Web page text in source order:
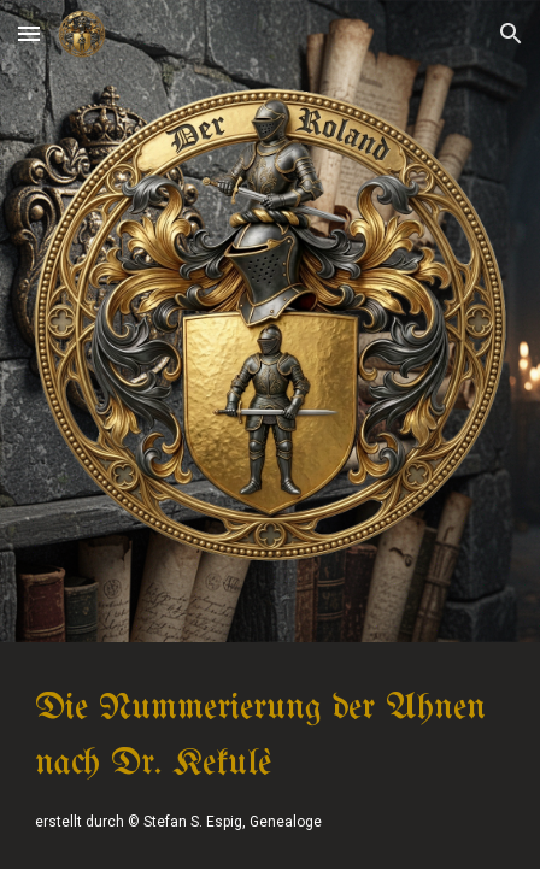
Skip to main content Skip to navigation
Die Nummerierung der Ahnen
nach Dr. Kekulè
erstellt durch © Stefan S. Espig, Genealoge